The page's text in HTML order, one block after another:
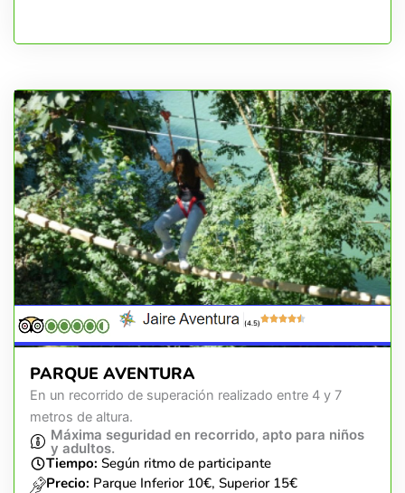
(4.5)
PARQUE AVENTURA
En un recorrido de superación realizado entre 4 y 7
metros de altura.
Máxima seguridad en recorrido, apto para niños
y adultos.
Tiempo: Según ritmo de participante
Precio: Parque Inferior 10€, Superior 15€